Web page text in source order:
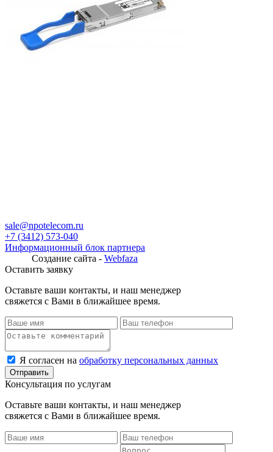
sale@npotelecom.ru
+7 (3412) 573-040
Информационный блок партнера
Создание сайта - Webfaza
Оставить заявку
Оставьте ваши контакты, и наш менеджер
свяжется с Вами в ближайшее время.
Я согласен на обработку персональных данных
Консультация по услугам
Оставьте ваши контакты, и наш менеджер
свяжется с Вами в ближайшее время.